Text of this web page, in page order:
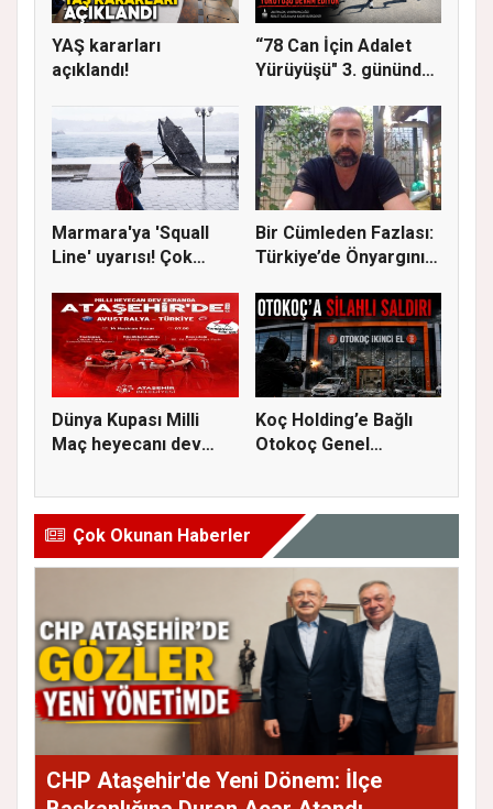
YAŞ kararları
açıklandı!
“78 Can İçin Adalet
Yürüyüşü" 3. gününde
Marmara'ya 'Squall
Line' uyarısı! Çok
Bir Cümleden Fazlası:
Türkiye’de Önyargının
Dünya Kupası Milli
Maç heyecanı dev
Koç Holding’e Bağlı
Otokoç Genel
Çok Okunan Haberler
CHP Ataşehir'de Yeni Dönem: İlçe